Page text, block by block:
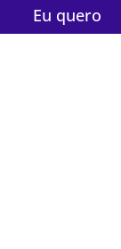
Eu quero